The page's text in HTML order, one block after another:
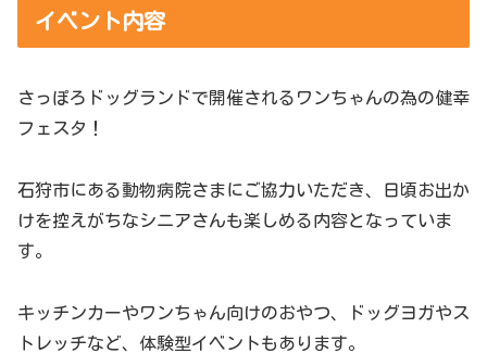
イベント内容
さっぽろドッグランドで開催されるワンちゃんの為の健幸
フェスタ！
石狩市にある動物病院さまにご協力いただき、日頃お出か
けを控えがちなシニアさんも楽しめる内容となっていま
す。
キッチンカーやワンちゃん向けのおやつ、ドッグヨガやス
トレッチなど、体験型イベントもあります。